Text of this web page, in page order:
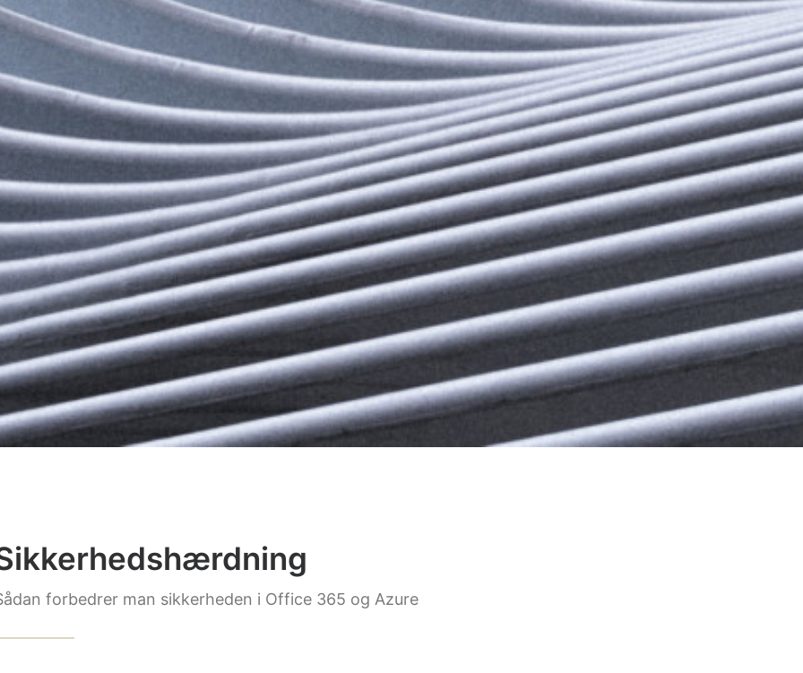
forbedrer man sikkerheden i Office 365 og Azure